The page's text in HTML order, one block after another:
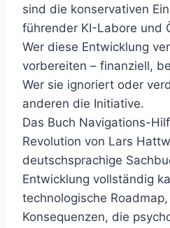
sind die konservativen
führender KI-Labore und
Wer diese Entwicklung
vorbereiten – finanziell,
Wer sie ignoriert oder
anderen die Initiative.
Das Buch Navigations-
Revolution von Lars
deutschsprachige
Entwicklung vollständig
technologische
Konsequenzen, die